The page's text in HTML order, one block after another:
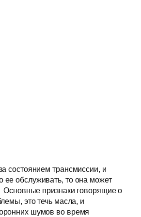
состоянием трансмиссии, и
ее обслуживать, то она может
Основные признаки говорящие о
это течь масла, и
шумов во время